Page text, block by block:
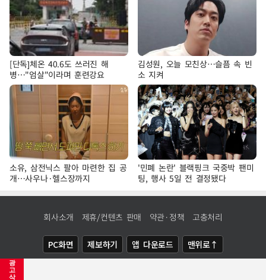
광
고
삭
[단독]체온 40.6도 쓰러진 해
병…"엄살"이라며 훈련강요
김성원, 오늘 모친상…슬픔 속 빈
소 지켜
소유, 삼전닉스 팔아 마련한 집 공
개…사우나·헬스장까지
'민폐 논란' 블랙핑크 국중박 팬미
팅, 행사 5일 전 결정됐다
회사소개 제휴/컨텐츠 판매 약관·정책 고충처리
PC화면 제보하기 앱 다운로드 맨위로↑